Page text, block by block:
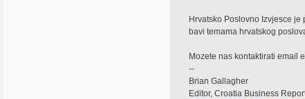
Hrvatsko Poslovno Izvjesce
bavi temama hrvatskog
Mozete nas kontaktirati email
--
Brian Gallagher
Editor, Croatia Business